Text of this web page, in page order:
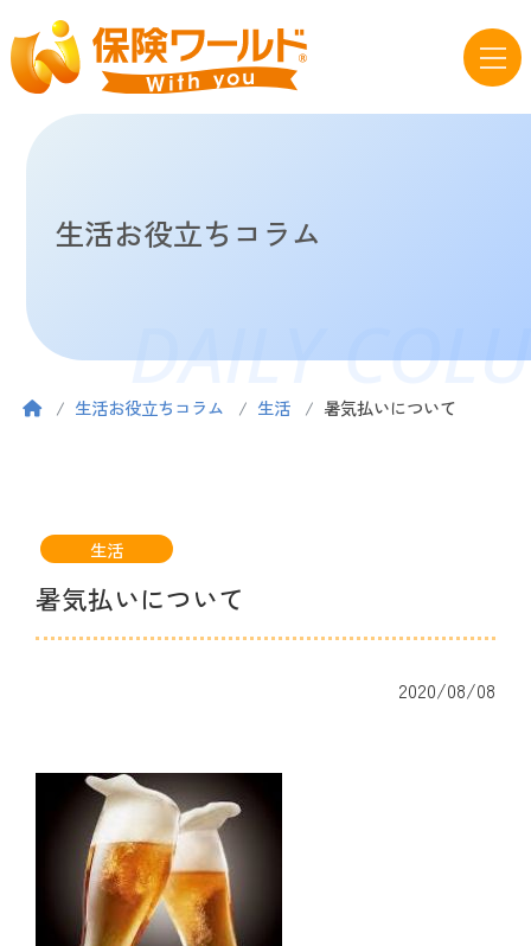
生活お役立ちコラム
DAILY
生活お役立ちコラム 生活 暑気払いについて
生活
暑気払いについて
2020/08/08